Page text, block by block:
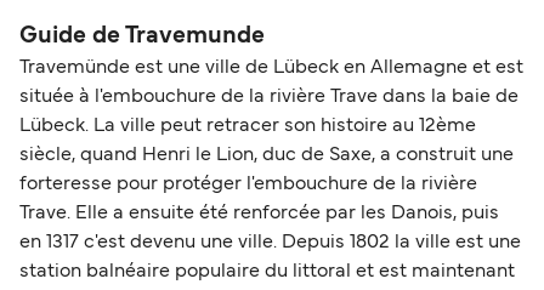
Guide de Travemunde
Travemünde est une ville de Lübeck en Allemagne et est
située à l'embouchure de la rivière Trave dans la baie de
Lübeck. La ville peut retracer son histoire au 12ème
siècle, quand Henri le Lion, duc de Saxe, a construit une
forteresse pour protéger l'embouchure de la rivière
Trave. Elle a ensuite été renforcée par les Danois, puis
en 1317 c'est devenu une ville. Depuis 1802 la ville est une
station balnéaire populaire du littoral et est maintenant